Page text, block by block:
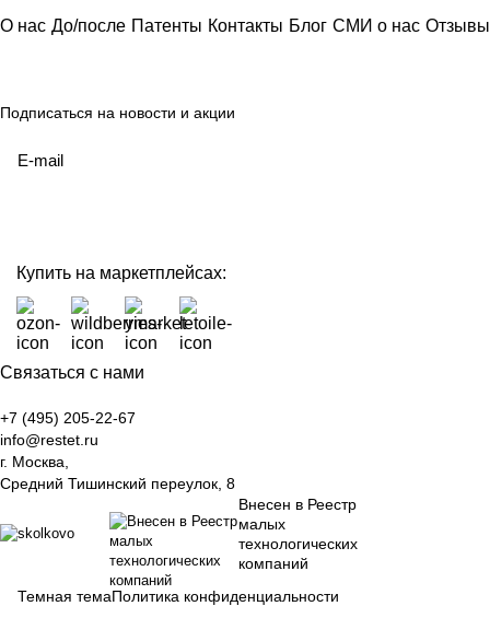
О нас До/после Патенты Контакты Блог СМИ о нас Отзывы
Подписаться на новости и акции
Купить на маркетплейсах:
Связаться с нами
+7 (495) 205-22-67
info@restet.ru
г. Москва,
Средний Тишинский переулок, 8
Внесен в Реестр
малых
технологических
компаний
Темная темаПолитика конфиденциальности